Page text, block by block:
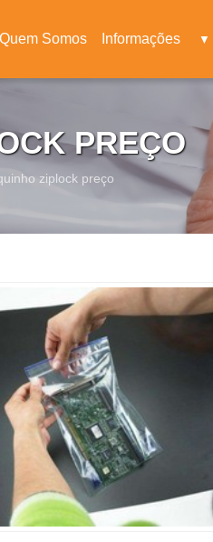
Quem Somos Informações ▼
PREÇO
ziplock preço